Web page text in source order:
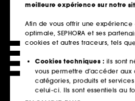
SEPHORA COLLECTION
Intense Ink Liner
395
13,99€
9 teintes disponibles
Le
meilleure expérience sur notre
Afin de vous offrir une expérience
optimale, SEPHORA et ses
cookies et autres traceurs, tels
Cookies techniques : ils sont
vous permettre d’accéder aux
catégories, produits et
celui-ci. Ils sont essentiels au
technique du site et ne